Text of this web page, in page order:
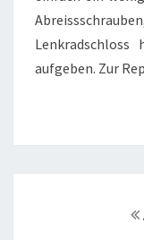
aufgeben. Zur